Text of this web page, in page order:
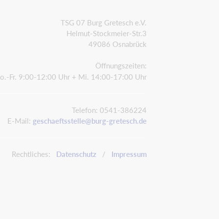
TSG 07 Burg Gretesch e.V.
Helmut-Stockmeier-Str.3
49086 Osnabrück
Öffnungszeiten:
Fr. 9:00-12:00 Uhr + Mi. 14:00-17:00 Uhr
Telefon: 0541-386224
E-Mail: geschaeftsstelle@burg-gretesch.de
Rechtliches: Datenschutz / Impressum